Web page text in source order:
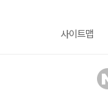
사이트맵